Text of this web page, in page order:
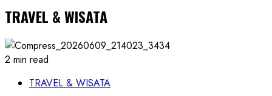
TRAVEL & WISATA
2 min read
TRAVEL & WISATA